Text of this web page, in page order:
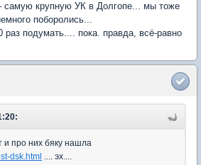
крупную УК в Долгопе... мы тоже
поборолись...
подумать.... пока. правда, всё-равно
и про них бяку нашла
dsk.html .... эх....